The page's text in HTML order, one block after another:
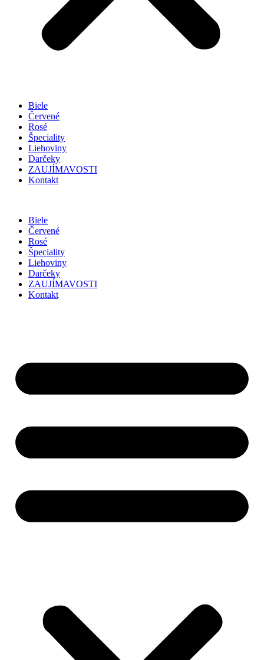
Biele
Červené
Rosé
Špeciality
Liehoviny
Darčeky
ZAUJÍMAVOSTI
Kontakt
Biele
Červené
Rosé
Špeciality
Liehoviny
Darčeky
ZAUJÍMAVOSTI
Kontakt